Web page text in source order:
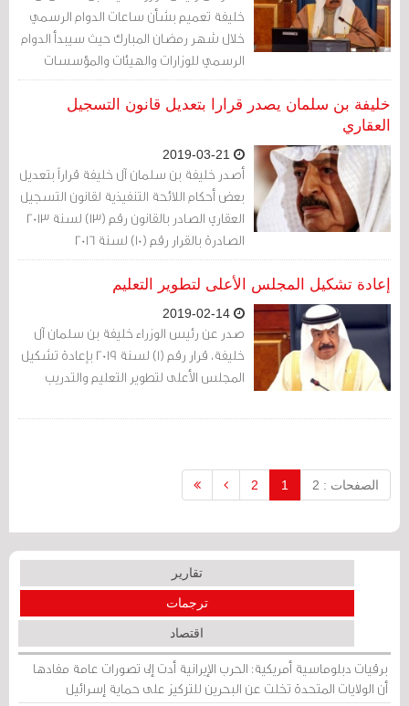
خليفة تعميم بشأن ساعات الدوام الرسمي
خلال شهر رمضان المبارك حيث سيبدأ الدوام
الرسمي للوزارات والهيئات والمؤسسات
الحكومية عند 8 صباحا وينتهي عند 2 ظهرا
خليفة بن سلمان يصدر قرارا بتعديل قانون التسجيل
العقاري
أصدر خليفة بن سلمان آل خليفة قراراً بتعديل
بعض أحكام اللائحة التنفيذية لقانون التسجيل
العقاري الصادر بالقانون رقم (13) لسنة 2013
الصادرة بالقرار رقم (10) لسنة 2016
إعادة تشكيل المجلس الأعلى لتطوير التعليم
صدر عن رئيس الوزراء خليفة بن سلمان آل
خليفة، قرار رقم (1) لسنة 2019 بإعادة تشكيل
المجلس الأعلى لتطوير التعليم والتدريب
الصفحات : 2 1
2
تقارير
ترجمات
اقتصاد
برقيات دبلوماسية أمريكية: الحرب الإيرانية أدت إلى تصورات عامة مفادها
أن الولايات المتحدة تخلت عن البحرين للتركيز على حماية إسرائيل